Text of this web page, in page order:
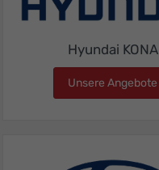
Hyundai KONA
Unsere Angebote